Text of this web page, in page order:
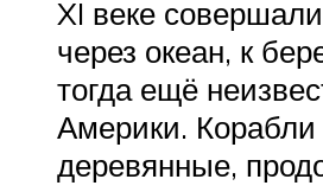
XI веке
через океан, к
тогда ещё
Америки.
деревянные,